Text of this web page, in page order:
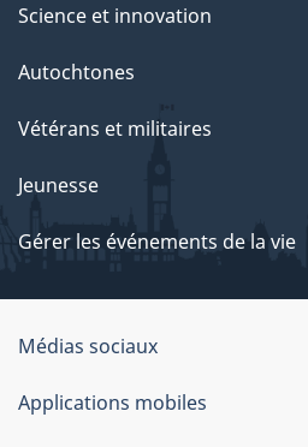
Science et innovation
Autochtones
Vétérans et militaires
Jeunesse
Gérer les événements de la vie
Organisation
du
gouvernement
Médias sociaux
Applications mobiles